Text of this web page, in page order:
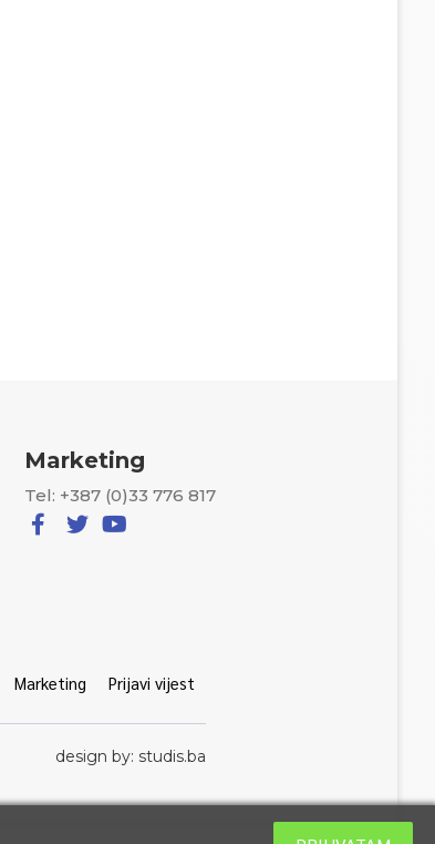
Marketing
Tel: +387 (0)33 776 817
Marketing Prijavi vijest
design by: studis.ba